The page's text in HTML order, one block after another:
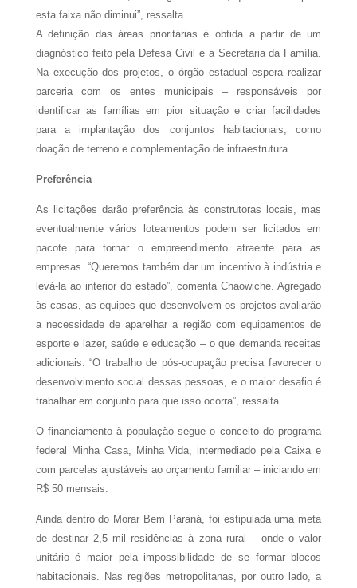
esta faixa não diminui”, ressalta.
A definição das áreas prioritárias é obtida a partir de um
diagnóstico feito pela Defesa Civil e a Secretaria da Família.
Na execução dos projetos, o órgão estadual espera realizar
parceria com os entes municipais – responsáveis por
identificar as famílias em pior situação e criar facilidades
para a implantação dos conjuntos habitacionais, como
doação de terreno e complementação de infraestrutura.
Preferência
As licitações darão preferência às construtoras locais, mas
eventualmente vários loteamentos podem ser licitados em
pacote para tornar o empreendimento atraente para as
empresas. “Queremos também dar um incentivo à indústria e
levá-la ao interior do estado”, comenta Chaowiche. Agregado
às casas, as equipes que desenvolvem os projetos avaliarão
a necessidade de aparelhar a região com equipamentos de
esporte e lazer, saúde e educação – o que demanda receitas
adicionais. “O trabalho de pós-ocupação precisa favorecer o
desenvolvimento social dessas pessoas, e o maior desafio é
trabalhar em conjunto para que isso ocorra”, ressalta.
O financiamento à população segue o conceito do programa
federal Minha Casa, Minha Vida, intermediado pela Caixa e
com parcelas ajustáveis ao orçamento familiar – iniciando em
R$ 50 mensais.
Ainda dentro do Morar Bem Paraná, foi estipulada uma meta
de destinar 2,5 mil residências à zona rural – onde o valor
unitário é maior pela impossibilidade de se formar blocos
habitacionais. Nas regiões metropolitanas, por outro lado, a